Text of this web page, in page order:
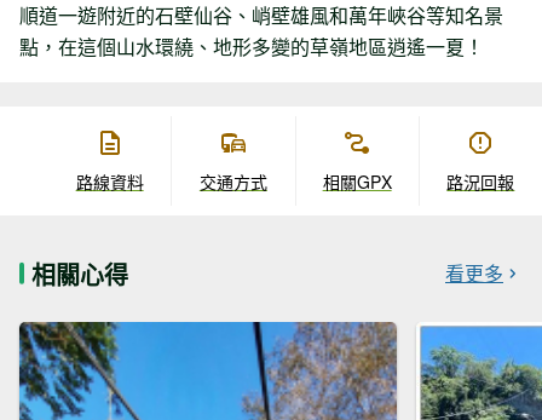
順道一遊附近的石壁仙谷、峭壁雄風和萬年峽谷等知名景
點，在這個山水環繞、地形多變的草嶺地區逍遙一夏！
路線資料 交通方式 相關GPX 路況回報
相關心得 看更多